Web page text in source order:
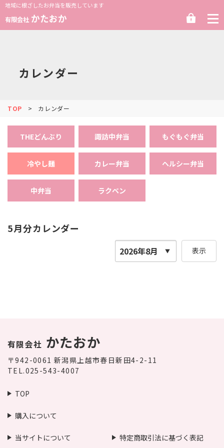
地域に根ざしたお弁当を販売しています
有限会社 かたおか
ロ
グ
イ
カレンダー
TOP カレンダー
THEどんぶり 諏訪中弁当 もぐもぐ弁当
冷やし麺 カレー弁当 ヘルシー弁当
中弁当 ラクベン
5月分カレンダー
表示
有限会社 かたおか
〒942-0061 新潟県上越市春日新田4-2-11
TEL.025-543-4007
TOP
購入について
当サイトについて 特定商取引法に基づく表記